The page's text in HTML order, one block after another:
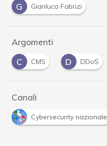
G
Gianluca Fabrizi
Argomenti
D
DDoS H Hacker
Canali
Cybersecurity nazionale